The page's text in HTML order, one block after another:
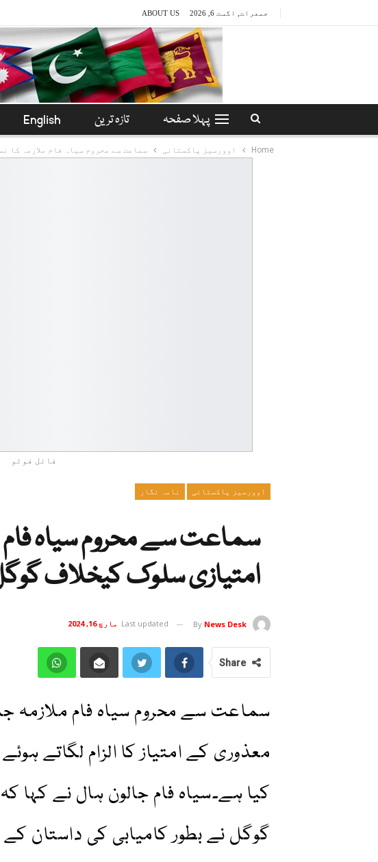
جمعرات, اگست 6, 2026 ABOUT US
پہلا صفحہ تازہ ترین English
Home اوورسیز پاکستانی سماعت سے محروم سیاہ فام ملازمہ کا
فائل فوٹو
اوورسیز پاکستانی نامہ نگار
سماعت سے محروم سیاہ فام
امتیازی سلوک کیخلاف
By News Desk
Last updated مارچ 16, 2024
Share
سماعت سے محروم سیاہ فام ملازمہ
معذوری کے امتیاز کا الزام لگاتے
کیا ہے۔سیاہ فام جالون ہال نے کہا
گوگل نے بطور کامیابی کی داستان